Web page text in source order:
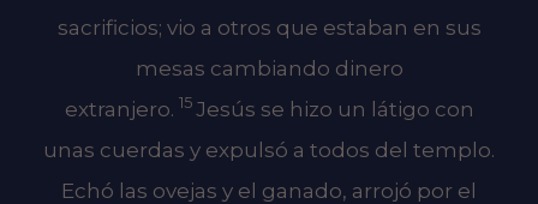
sacrificios; vio a otros que estaban en sus
mesas cambiando dinero
extranjero. 15 Jesús se hizo un látigo con
unas cuerdas y expulsó a todos del templo.
Echó las ovejas y el ganado, arrojó por el